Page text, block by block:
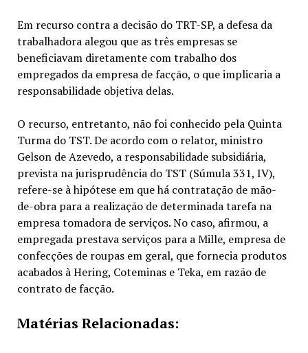
Em recurso contra a decisão do TRT-SP, a defesa da
trabalhadora alegou que as três empresas se
beneficiavam diretamente com trabalho dos
empregados da empresa de facção, o que implicaria a
responsabilidade objetiva delas.
O recurso, entretanto, não foi conhecido pela Quinta
Turma do TST. De acordo com o relator, ministro
Gelson de Azevedo, a responsabilidade subsidiária,
prevista na jurisprudência do TST (Súmula 331, IV),
refere-se à hipótese em que há contratação de mão-
de-obra para a realização de determinada tarefa na
empresa tomadora de serviços. No caso, afirmou, a
empregada prestava serviços para a Mille, empresa de
confecções de roupas em geral, que fornecia produtos
acabados à Hering, Coteminas e Teka, em razão de
contrato de facção.
Matérias Relacionadas: